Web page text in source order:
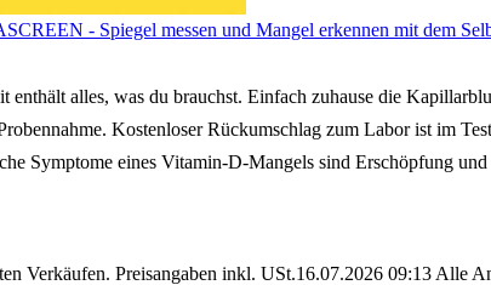
- Spiegel messen und Mangel erkennen mit dem
alles, was du brauchst. Einfach zuhause die
Kostenloser Rückumschlag zum Labor ist im
Symptome eines Vitamin-D-Mangels sind Erschöpfung
Verkäufen. Preisangaben inkl. USt.16.07.2026 09:13 Alle